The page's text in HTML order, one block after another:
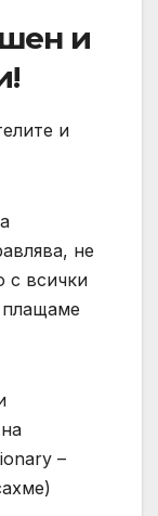
и
и
не
с всички
плащаме
–